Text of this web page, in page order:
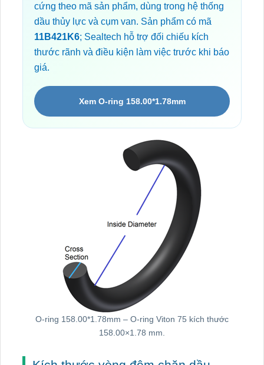
cứng theo mã sản phẩm, dùng trong hệ thống
dầu thủy lực và cụm van. Sản phẩm có mã
11B421K6; Sealtech hỗ trợ đối chiếu kích
thước rãnh và điều kiện làm việc trước khi báo
giá.
Xem O-ring 158.00*1.78mm
O-ring 158.00*1.78mm – O-ring Viton 75 kích thước
158.00×1.78 mm.